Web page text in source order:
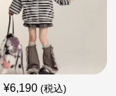
¥6,190 (税込)